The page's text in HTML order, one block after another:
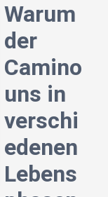
Warum
der
Camino
uns in
verschi
edenen
Lebens